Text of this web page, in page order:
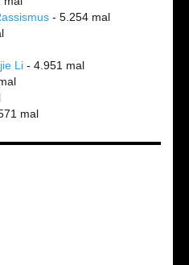
- 5.254 mal
Li - 4.951 mal
mal